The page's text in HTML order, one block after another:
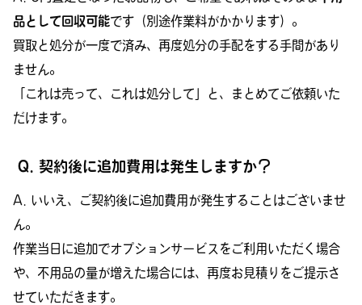
品として回収可能です（別途作業料がかかります）。
買取と処分が一度で済み、再度処分の手配をする手間があり
ません。
「これは売って、これは処分して」と、まとめてご依頼いた
だけます。
Q. 契約後に追加費用は発生しますか？
A. いいえ、ご契約後に追加費用が発生することはございませ
ん。
作業当日に追加でオプションサービスをご利用いただく場合
や、不用品の量が増えた場合には、再度お見積りをご提示さ
せていただきます。